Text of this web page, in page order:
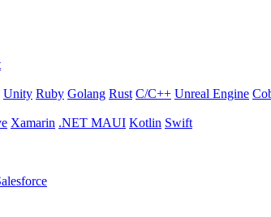
Unity Ruby Golang Rust C/C++ Unreal Engine
Xamarin .NET MAUI Kotlin Swift